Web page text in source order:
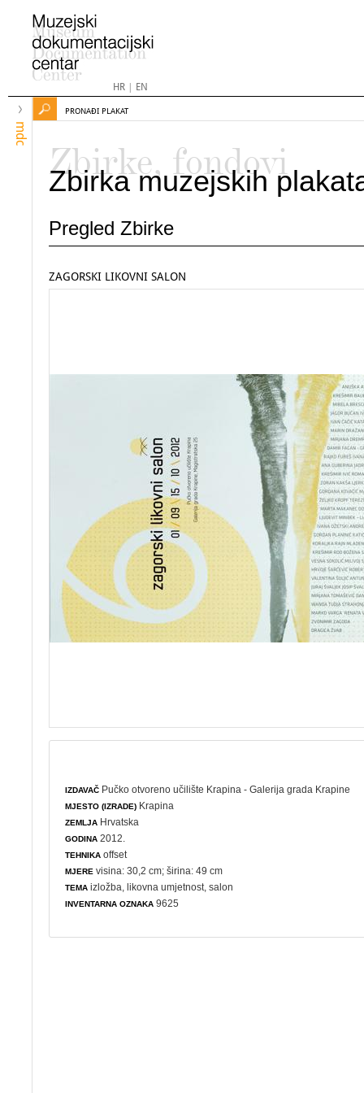
HR| EN
mdc
PRONAĐI PLAKAT
Zbirke, fondovi
Zbirka muzejskih
Pregled Zbirke
ZAGORSKI LIKOVNI SALON
IZDAVAČ Pučko otvoreno učilište Krapina - Galerija grada Krapine
MJESTO (IZRADE) Krapina
ZEMLJA Hrvatska
GODINA 2012.
TEHNIKA offset
MJERE visina: 30,2 cm; širina: 49 cm
TEMA izložba ,likovna umjetnost ,salon
INVENTARNA OZNAKA 9625